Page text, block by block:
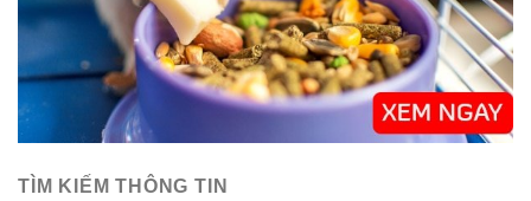
TÌM KIẾM THÔNG TIN